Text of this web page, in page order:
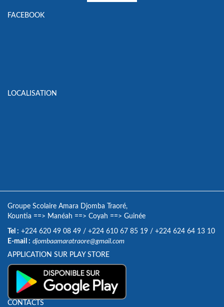
FACEBOOK
LOCALISATION
Groupe Scolaire Amara Djomba Traoré,
Kountia ==> Manéah ==> Coyah ==> Guinée
Tel : +224 620 49 08 49 / +224 610 67 85 19 / +224 624 64 13 10
E-mail : djombaamaratraore@gmail.com
APPLICATION SUR PLAY STORE
CONTACTS